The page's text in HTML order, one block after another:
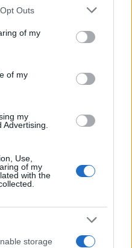
uses one or more Google
You may click to
and its third-party tags to
purposes in below Google
Outs
of my
of my
my
Use,
of my
with the
storage
sui motori. In
un approccio metodico
il format 'tecnica e
i fogli di appunti del